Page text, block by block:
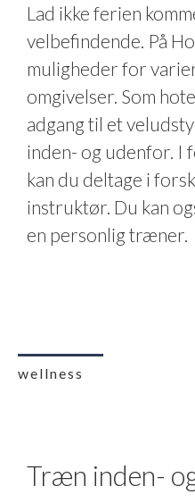
Lad ikke ferien
velbefindende. På
muligheder for
omgivelser. Som
adgang til et
inden- og udenfor. I
kan du deltage i
instruktør. Du kan
en personlig træner.
wellness
Træn inden-